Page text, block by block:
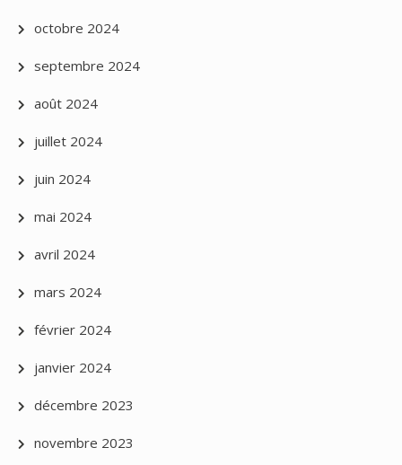
octobre 2024
septembre 2024
août 2024
juillet 2024
juin 2024
mai 2024
avril 2024
mars 2024
février 2024
janvier 2024
décembre 2023
novembre 2023